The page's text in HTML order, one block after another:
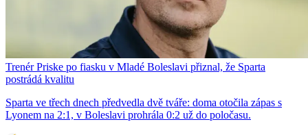
Trenér Priske po fiasku v Mladé Boleslavi přiznal, že Sparta
postrádá kvalitu
Sparta ve třech dnech předvedla dvě tváře: doma otočila zápas s
Lyonem na 2:1, v Boleslavi prohrála 0:2 už do poločasu.